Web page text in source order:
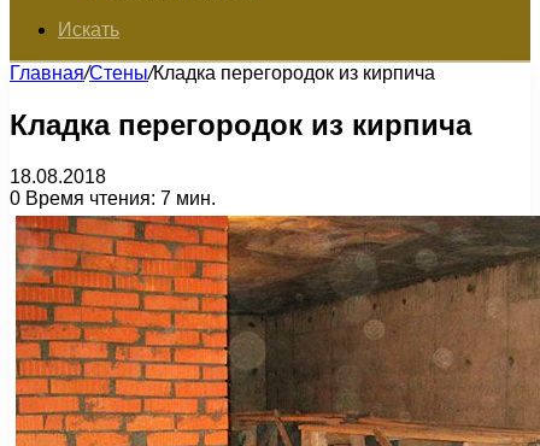
Искать
Главная/Стены/Кладка перегородок из кирпича
Кладка перегородок из кирпича
18.08.2018
0 Время чтения: 7 мин.